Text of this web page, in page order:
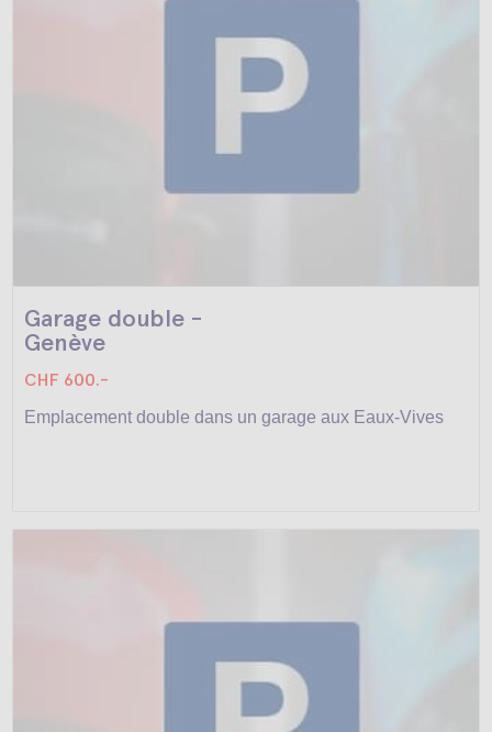
Garage double -
Genève
CHF 600.-
Emplacement double dans un garage aux Eaux-Vives